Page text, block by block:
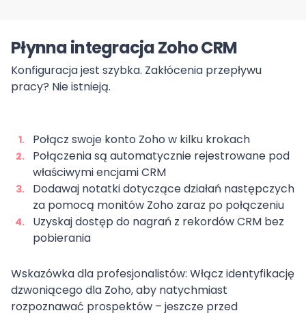
Płynna integracja Zoho CRM
Konfiguracja jest szybka. Zakłócenia przepływu
pracy? Nie istnieją.
Połącz swoje konto Zoho w kilku krokach
Połączenia są automatycznie rejestrowane pod
właściwymi encjami CRM
Dodawaj notatki dotyczące działań następczych
za pomocą monitów Zoho zaraz po połączeniu
Uzyskaj dostęp do nagrań z rekordów CRM bez
pobierania
Wskazówka dla profesjonalistów: Włącz identyfikację
dzwoniącego dla Zoho, aby natychmiast
rozpoznawać prospektów – jeszcze przed